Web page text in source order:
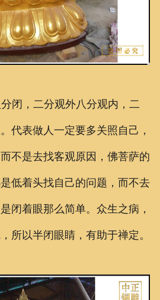
闭，二分观外八分观内，二
代表做人一定要多关照自己，
不是去找客观原因，佛菩萨的
低着头找自己的问题，而不去
闭着眼那么简单。众生之病，
所以半闭眼睛，有助于禅定。